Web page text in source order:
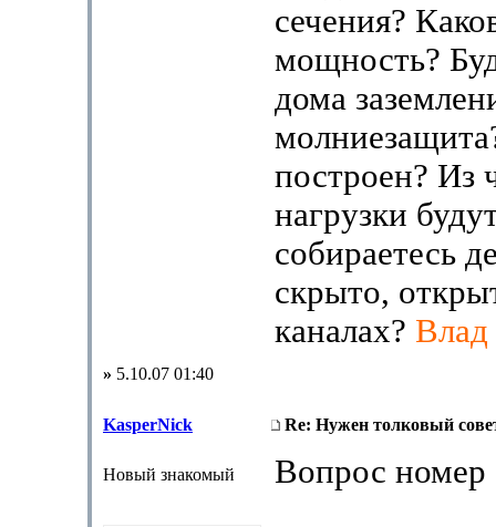
сечения?
мощность?
дома
построен? Из
нагрузки
собираетесь
скрыто,
каналах? Влад
» 5.10.07 01:40
KasperNick Re: Нужен толковый
Новый знакомый Вопрос номер